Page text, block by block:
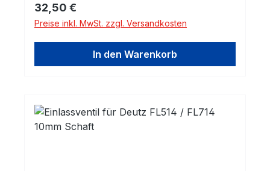
Regulärer Preis:
32,50 €
Preise inkl. MwSt. zzgl. Versandkosten
In den Warenkorb